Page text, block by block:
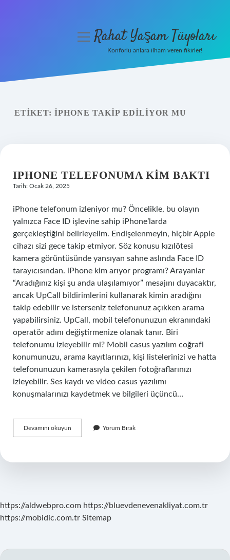
Yasal Uyarı
menüyüRahat Yaşam Tüyoları
Konforlu anlara ilham veren fikirler!
ETIKET: IPHONE TAKIP EDILIYOR MU
IPHONE TELEFONUMA KIM BAKTI
Tarih: Ocak 26, 2025
iPhone telefonum izleniyor mu? Öncelikle, bu olayın
yalnızca Face ID işlevine sahip iPhone’larda
gerçekleştiğini belirleyelim. Endişelenmeyin, hiçbir Apple
cihazı sizi gece takip etmiyor. Söz konusu kızılötesi
kamera görüntüsünde yansıyan sahne aslında Face ID
tarayıcısından. iPhone kim arıyor programı? Arayanlar
“Aradığınız kişi şu anda ulaşılamıyor” mesajını duyacaktır,
ancak UpCall bildirimlerini kullanarak kimin aradığını
takip edebilir ve isterseniz telefonunuz açıkken arama
yapabilirsiniz. UpCall, mobil telefonunuzun ekranındaki
operatör adını değiştirmenize olanak tanır. Biri
telefonumu izleyebilir mi? Mobil casus yazılım coğrafi
konumunuzu, arama kayıtlarınızı, kişi listelerinizi ve hatta
telefonunuzun kamerasıyla çekilen fotoğraflarınızı
izleyebilir. Ses kaydı ve video casus yazılımı
konuşmalarınızı kaydetmek ve bilgileri üçüncü…
Devamını okuyun
Telefonuma
Yorum Bırak
https://aldwebpro.com https://bluevdenevenakliyat.com.tr
https://mobidic.com.tr Sitemap